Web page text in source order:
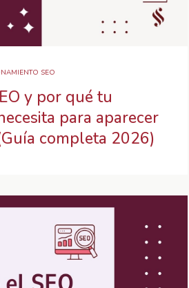
SEO
y por qué tu
para aparecer
completa 2026)